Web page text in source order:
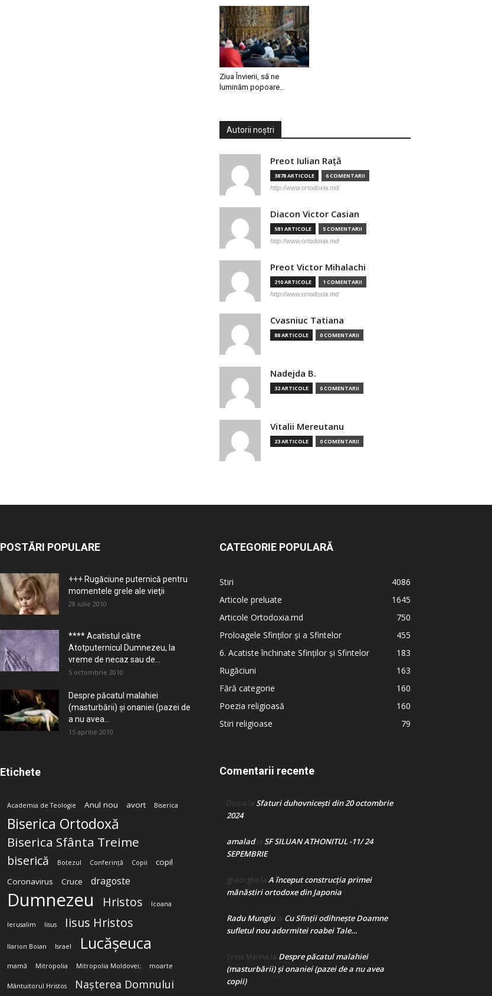
Ziua Învierii, să ne
luminăm popoare…
Autorii noștri
Preot Iulian Raţă
3878 ARTICOLE 6 COMENTARII
http://www.ortodoxia.md
Diacon Victor Casian
581 ARTICOLE 5 COMENTARII
http://www.ortodoxia.md
Preot Victor Mihalachi
210 ARTICOLE 1 COMENTARII
http://www.ortodoxia.md
Cvasniuc Tatiana
88 ARTICOLE 0 COMENTARII
Nadejda B.
32 ARTICOLE 0 COMENTARII
Vitalii Mereutanu
23 ARTICOLE 0 COMENTARII
POSTĂRI POPULARE
+++ Rugăciune puternică pentru
momentele grele ale vieţii
28 iulie 2010
**** Acatistul către
Atotputernicul Dumnezeu, la
vreme de necaz sau de...
5 octombrie 2010
Despre păcatul malahiei
(masturbării) şi onaniei (pazei de
a nu avea...
15 aprilie 2010
Etichete
Academia de Teologie Anul nou avort Biserica
Biserica Ortodoxă
Biserica Sfânta Treime
biserică Botezul Conferință Copii
copil
Coronavirus
Cruce dragoste
Dumnezeu Hristos Icoana
Ierusalim Iisus Iisus Hristos
Ilarion Boian Israel Lucășeuca
mamă Mitropolia Mitropolia Moldovei; moarte
Mântuitorul Hristos Nașterea Domnului
CATEGORIE POPULARĂ
Stiri
4086
Articole preluate
1645
Articole Ortodoxia.md
750
Proloagele Sfinților și a Sfintelor
455
6. Acatiste închinate Sfinților și Sfintelor
183
Rugăciuni
163
Fără categorie
160
Poezia religioasă
160
Stiri religioase
79
Comentarii recente
Doina la Sfaturi duhovnicești din 20 octombrie
2024
amaladla SF SILUAN ATHONITUL -11/ 24
SEPEMBRIE
gheorghe la A început construcţia primei
mănăstiri ortodoxe din Japonia
Radu Mungiula Cu Sfinții odihnește Doamne
sufletul nou adormitei roabei Tale…
Crina Marina la Despre păcatul malahiei
(masturbării) şi onaniei (pazei de a nu avea
copii)